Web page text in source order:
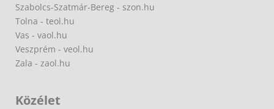
Szabolcs-Szatmár-Bereg - szon.hu
Tolna - teol.hu
Vas - vaol.hu
Veszprém - veol.hu
Zala - zaol.hu
Közélet